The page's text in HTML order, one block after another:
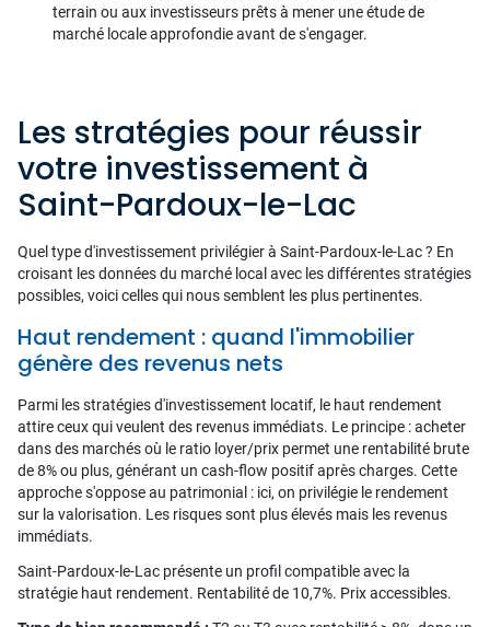
terrain ou aux investisseurs prêts à mener une étude de
marché locale approfondie avant de s'engager.
Les stratégies pour réussir
votre investissement à
Saint-Pardoux-le-Lac
Quel type d'investissement privilégier à Saint-Pardoux-le-Lac ? En
croisant les données du marché local avec les différentes stratégies
possibles, voici celles qui nous semblent les plus pertinentes.
Haut rendement : quand l'immobilier
génère des revenus nets
Parmi les stratégies d'investissement locatif, le haut rendement
attire ceux qui veulent des revenus immédiats. Le principe : acheter
dans des marchés où le ratio loyer/prix permet une rentabilité brute
de 8% ou plus, générant un cash-flow positif après charges. Cette
approche s'oppose au patrimonial : ici, on privilégie le rendement
sur la valorisation. Les risques sont plus élevés mais les revenus
immédiats.
Saint-Pardoux-le-Lac présente un profil compatible avec la
stratégie haut rendement. Rentabilité de 10,7%. Prix accessibles.